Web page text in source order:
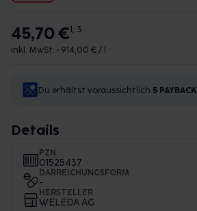
45,70 €1, 3
inkl. MwSt. • 914,00 € / l
Du erhältst voraussichtlich 5 PAYBACK
Details
PZN
01525437
DARREICHUNGSFORM
-
HERSTELLER
WELEDA AG